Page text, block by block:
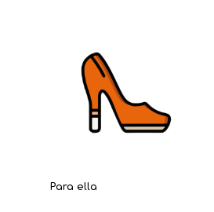
Para ella